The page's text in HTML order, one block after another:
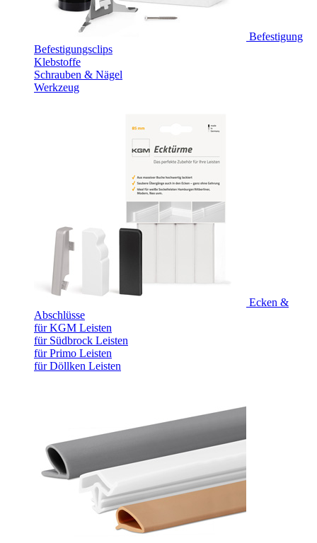
Befestigung
Befestigungsclips
Klebstoffe
Schrauben & Nägel
Werkzeug
Ecken &
Abschlüsse
für KGM Leisten
für Südbrock Leisten
für Primo Leisten
für Döllken Leisten